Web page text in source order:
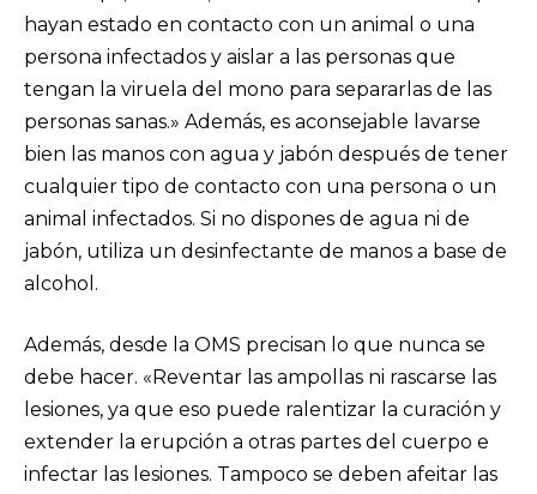
hayan estado en contacto con un animal o una
persona infectados y aislar a las personas que
tengan la viruela del mono para separarlas de las
personas sanas.» Además, es aconsejable lavarse
bien las manos con agua y jabón después de tener
cualquier tipo de contacto con una persona o un
animal infectados. Si no dispones de agua ni de
jabón, utiliza un desinfectante de manos a base de
alcohol.
Además, desde la OMS precisan lo que nunca se
debe hacer. «Reventar las ampollas ni rascarse las
lesiones, ya que eso puede ralentizar la curación y
extender la erupción a otras partes del cuerpo e
infectar las lesiones. Tampoco se deben afeitar las